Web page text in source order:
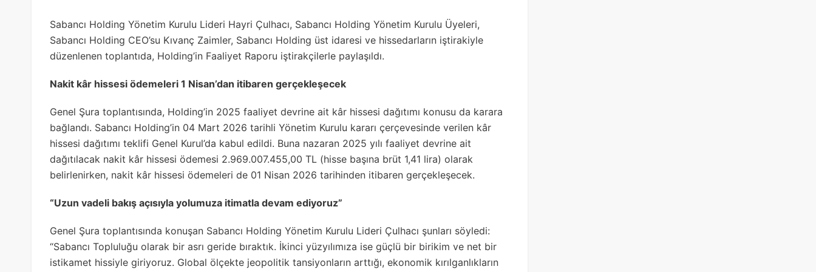
Sabancı Holding Yönetim Kurulu Lideri Hayri Çulhacı, Sabancı Holding Yönetim Kurulu Üyeleri,
Sabancı Holding CEO’su Kıvanç Zaimler, Sabancı Holding üst idaresi ve hissedarların iştirakiyle
düzenlenen toplantıda, Holding’in Faaliyet Raporu iştirakçilerle paylaşıldı.
Nakit kâr hissesi ödemeleri 1 Nisan’dan itibaren gerçekleşecek
Genel Şura toplantısında, Holding’in 2025 faaliyet devrine ait kâr hissesi dağıtımı konusu da karara
bağlandı. Sabancı Holding’in 04 Mart 2026 tarihli Yönetim Kurulu kararı çerçevesinde verilen kâr
hissesi dağıtımı teklifi Genel Kurul’da kabul edildi. Buna nazaran 2025 yılı faaliyet devrine ait
dağıtılacak nakit kâr hissesi ödemesi 2.969.007.455,00 TL (hisse başına brüt 1,41 lira) olarak
belirlenirken, nakit kâr hissesi ödemeleri de 01 Nisan 2026 tarihinden itibaren gerçekleşecek.
“Uzun vadeli bakış açısıyla yolumuza itimatla devam ediyoruz”
Genel Şura toplantısında konuşan Sabancı Holding Yönetim Kurulu Lideri Çulhacı şunları söyledi:
“Sabancı Topluluğu olarak bir asrı geride bıraktık. İkinci yüzyılımıza ise güçlü bir birikim ve net bir
istikamet hissiyle giriyoruz. Global ölçekte jeopolitik tansiyonların arttığı, ekonomik kırılganlıkların